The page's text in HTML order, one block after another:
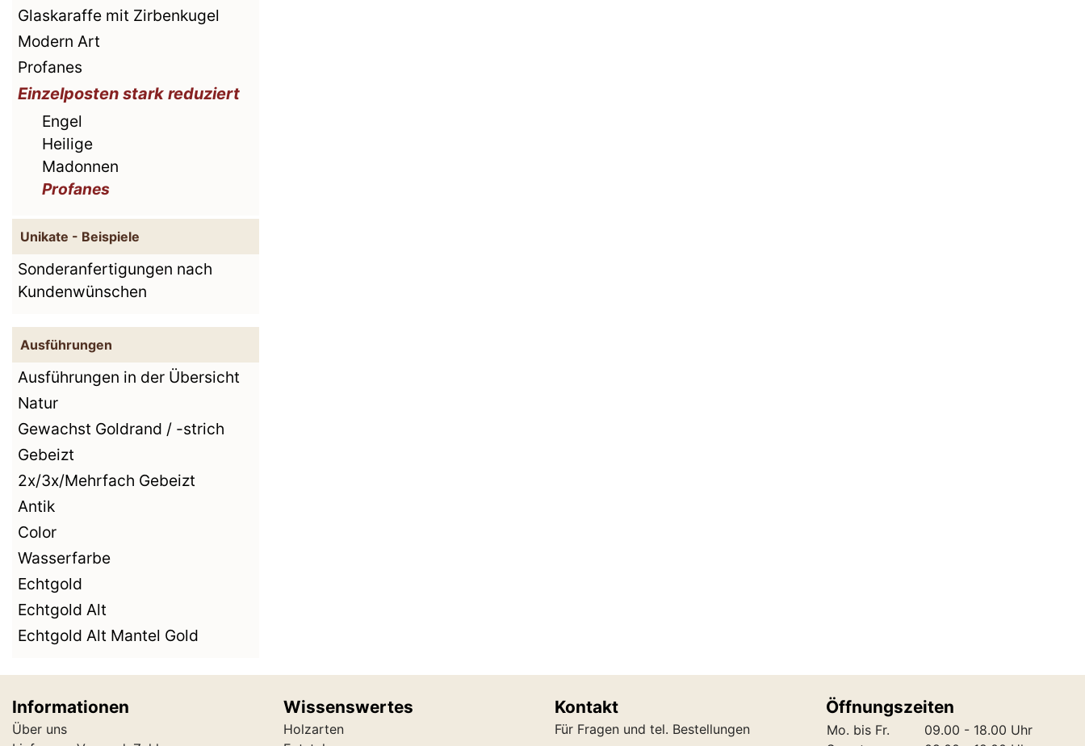
Glaskaraffe mit Zirbenkugel
Modern Art
Profanes
Einzelposten stark reduziert
Engel
Heilige
Madonnen
Profanes
Unikate - Beispiele
Sonderanfertigungen nach
Kundenwünschen
Ausführungen
Ausführungen in der Übersicht
Natur
Gewachst Goldrand / -strich
Gebeizt
2x/3x/Mehrfach Gebeizt
Antik
Color
Wasserfarbe
Echtgold
Echtgold Alt
Echtgold Alt Mantel Gold
Informationen
Über uns
Wissenswertes
Holzarten
Kontakt
Für Fragen und tel. Bestellungen
Öffnungszeiten
Mo. bis Fr.
09.00 - 18.00 Uhr